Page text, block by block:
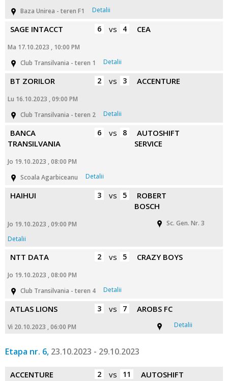
Baza Unirea - teren F1
Detalii
SAGE INTACCT 6 vs 4 CEA
Ma 17.10.2023 , 10:00 PM
Club Transilvania - teren 1
Detalii
BT ZORILOR 2 vs 3 ACCENTURE
Lu 16.10.2023 , 09:00 PM
Club Transilvania - teren 2
Detalii
BANCA
TRANSILVANIA
6 vs 8
AUTOSHIFT
SERVICE
Jo 19.10.2023 , 08:00 PM
Scoala Agarbiceanu
Detalii
HAIHUI 3 vs 5
ROBERT
BOSCH
Jo 19.10.2023 , 09:00 PM
Sc. Gen. Nr. 3
Detalii
NTT DATA 2 vs 5 CRAZY BOYS
Jo 19.10.2023 , 08:00 PM
Club Transilvania - teren 4
Detalii
ATLAS LIONS 3 vs 7 AROBS FC
Vi 20.10.2023 , 06:00 PM Detalii
Etapa nr. 6, 23.10.2023 - 29.10.2023
ACCENTURE 2 vs 11
AUTOSHIFT